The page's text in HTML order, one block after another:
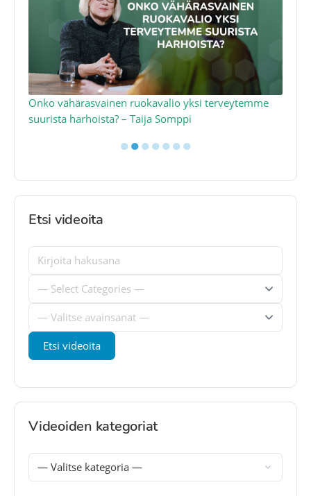
Onko vähärasvainen ruokavalio yksi terveytemme
suurista harhoista? – Taija Somppi
●●●●●●●
Etsi videoita
Videoiden kategoriat